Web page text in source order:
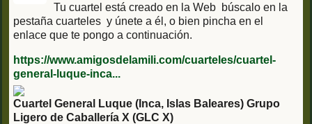
Tu cuartel está creado en la Web búscalo en la
pestaña cuarteles y únete a él, o bien pincha en el
enlace que te pongo a continuación.
https://www.amigosdelamili.com/cuarteles/cuartel-
general-luque-inca...
Cuartel General Luque (Inca, Islas Baleares) Grupo
Ligero de Caballería X (GLC X)